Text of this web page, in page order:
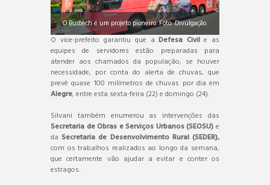
O Bustech é um projeto pioneiro. Foto: Divulgação.
O vice-prefeito garantiu que aDefesa Civile as
equipes de servidores estão preparadas para
atender aos chamados da população, se houver
necessidade, por conta do alerta de chuvas, que
prevê quase 100 milímetros de chuvas por dia em
Alegre, entre esta sexta-feira (22) e domingo (24).
Silvani também enumerou as intervenções das
Secretaria de Obras e Serviços Urbanos (SEOSU) e
da Secretaria de Desenvolvimento Rural (SEDER),
com os trabalhos realizados ao longo da semana,
que certamente vão ajudar a evitar e conter os
estragos.